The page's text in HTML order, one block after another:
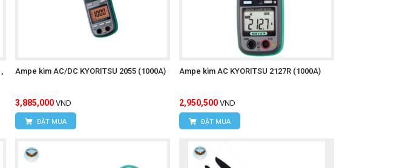
Ampe kìm AC/DC KYORITSU 2055 (1000A)
3,885,000 VND
ĐẶT MUA
Ampe kìm AC KYORITSU 2127R (1000A)
2,950,500 VND
ĐẶT MUA